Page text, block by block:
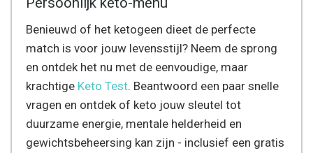
Benieuwd of het ketogeen dieet de perfecte
match is voor jouw levensstijl? Neem de sprong
en ontdek het nu met de eenvoudige, maar
krachtige Keto Test. Beantwoord een paar snelle
vragen en ontdek of keto jouw sleutel tot
duurzame energie, mentale helderheid en
gewichtsbeheersing kan zijn - inclusief een gratis